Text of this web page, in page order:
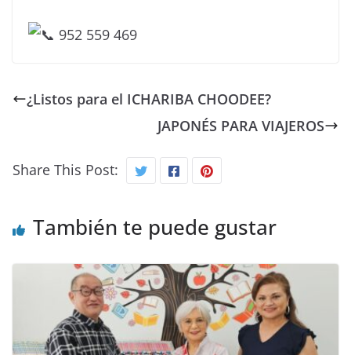
952 559 469
¿Listos para el ICHARIBA CHOODEE?
JAPONÉS PARA VIAJEROS
Share This Post:
También te puede gustar